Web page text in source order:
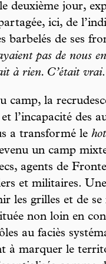
deuxième jour,
ici, de
barbelés de ses
pas de nous
à rien. C’était vrai
camp, la
l’incapacité des
a transformé le
un camp
agents de
et militaires.
les grilles et de
non loin en
au faciès
à marquer le